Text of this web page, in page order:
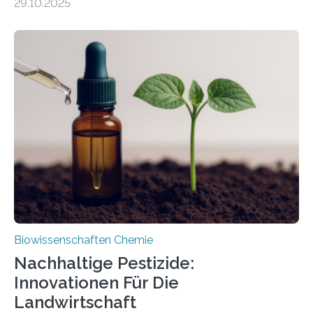
Forschende die bisher älteste bekannte Stechmücken-
Region Kachin in Myanmar und hat sich in
ausgezeichnetem Zustand erhalten. Es konnte als neue
Art einer neuen Gattung beschrieben werden und trägt
nun den Namen Cretosabethes primaevus. Dieser erste
fossile Nachweis einer Stechmückenlarve in Bernstein
stellt gleichzeitig den ersten Fossilfund einer
Mückenlarve aus dem Mesozoikum dar, denn…
29.10.2025
Biowissenschaften Chemie
Nachhaltige Pestizide:
Innovationen Für Die
Landwirtschaft